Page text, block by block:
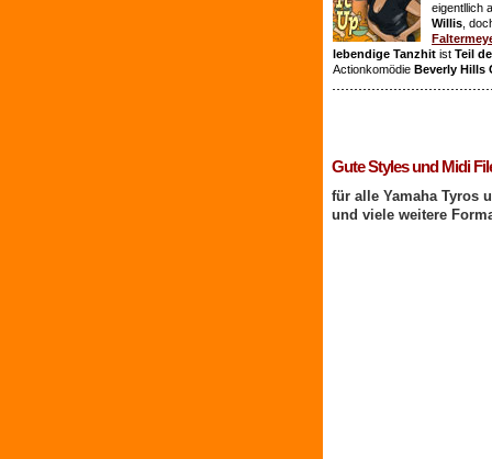
eigentllich
Willis ,
lebendige Tanzhit ist Teil
Actionkomödie Beverly Hills
Gute Styles und Midi
für alle Yamaha Tyros
und viele weitere